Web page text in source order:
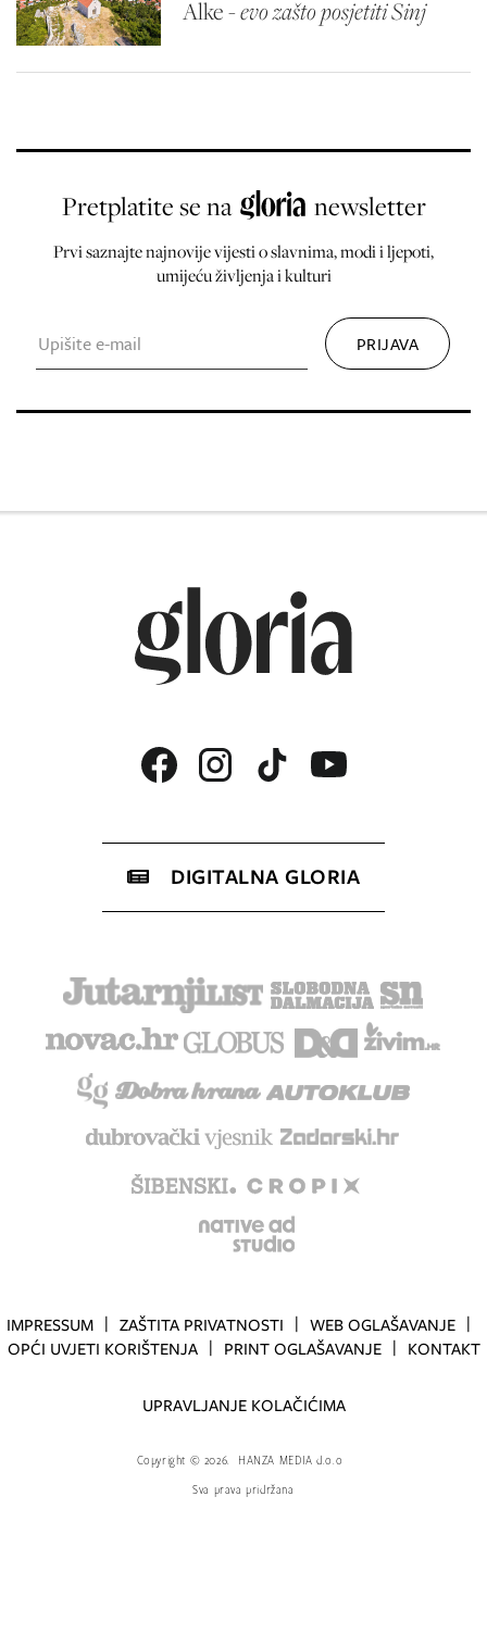
Alke -evo zašto posjetiti Sinj
Pretplatite se na newsletter
Prvi saznajte najnovije vijesti o slavnima, modi i ljepoti,
umijeću življenja i kulturi
DIGITALNA GLORIA
IMPRESSUM ZAŠTITA PRIVATNOSTI
WEB OGLAŠAVANJE
OPĆI UVJETI KORIŠTENJA
PRINT OGLAŠAVANJE KONTAKT
UPRAVLJANJE KOLAČIĆIMA
Copyright © 2026.
HANZA MEDIA d.o.o
Sva prava pridržana